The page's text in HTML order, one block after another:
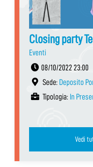
Closing party
Eventi
08/10/2022 23:00
Sede: Deposito
Tipologia: In
Vedi